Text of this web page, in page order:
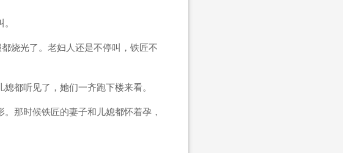
烧光了。老妇人还是不停叫，铁匠不
都听见了，她们一齐跑下楼来看。
那时候铁匠的妻子和儿媳都怀着孕，